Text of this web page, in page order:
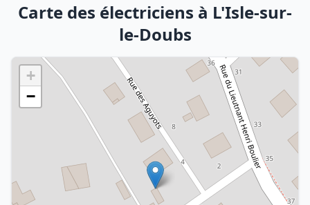
Carte des électriciens à L'Isle-sur-
le-Doubs
+
−